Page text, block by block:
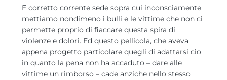
E corretto corrente sede sopra cui inconsciamente
mettiamo nondimeno i bulli e le vittime che non ci
permette proprio di fiaccare questa spira di
violenze e dolori. Ed questo pellicola, che aveva
appena progetto particolare quegli di adattarsi cio
in quanto la pena non ha accaduto – dare alle
vittime un rimborso – cade anziche nello stesso